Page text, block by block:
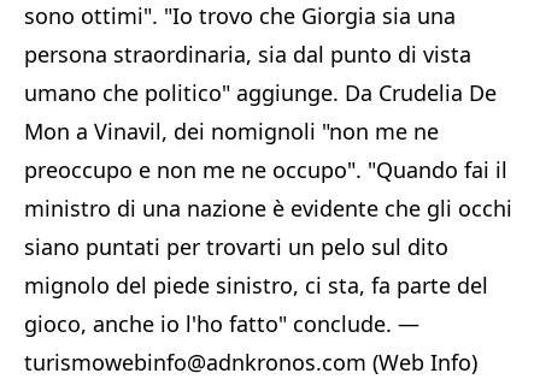
sono ottimi". "Io trovo che Giorgia sia una
persona straordinaria, sia dal punto di vista
umano che politico" aggiunge. Da Crudelia De
Mon a Vinavil, dei nomignoli "non me ne
preoccupo e non me ne occupo". "Quando fai il
ministro di una nazione è evidente che gli occhi
siano puntati per trovarti un pelo sul dito
mignolo del piede sinistro, ci sta, fa parte del
gioco, anche io l'ho fatto" conclude. —
turismowebinfo@adnkronos.com (Web Info)